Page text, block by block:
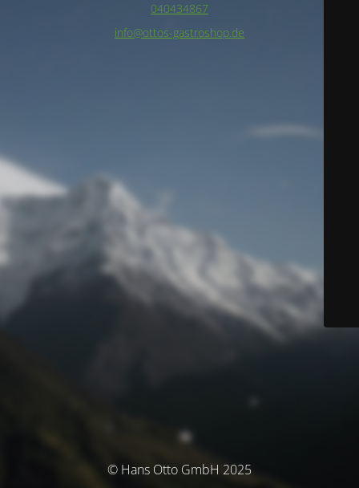
040434867
info@ottos-gastroshop.de
© Hans Otto GmbH 2025